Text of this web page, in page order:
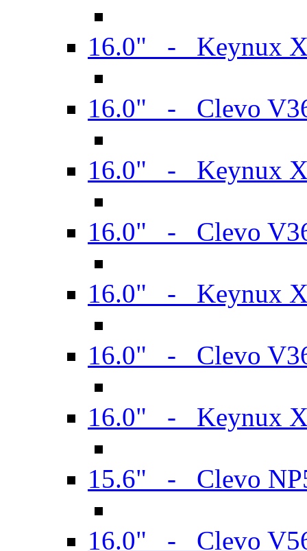
16.0" - Keynux
16.0" - Clevo
16.0" - Keynux
16.0" - Clevo
16.0" - Keynux
16.0" - Clevo
16.0" - Keynux
15.6" - Clevo
16.0" - Clevo